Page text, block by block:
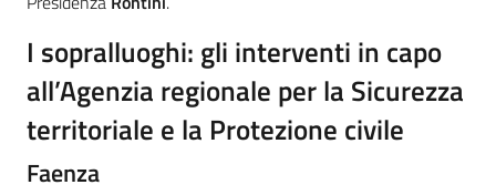
I sopralluoghi: gli interventi in capo
all’Agenzia regionale per la Sicurezza
territoriale e la Protezione civile
Faenza